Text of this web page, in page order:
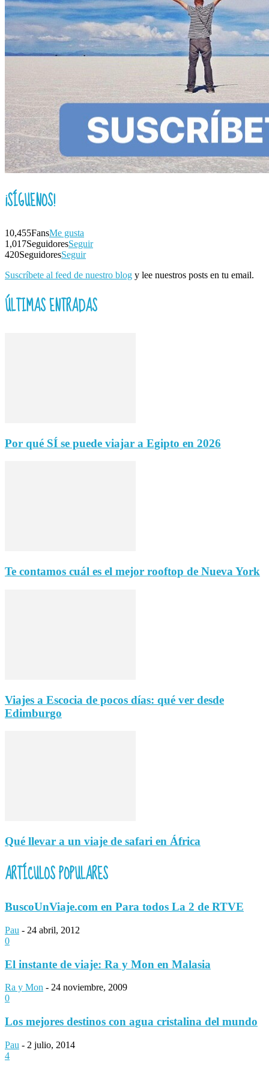
¡SÍGUENOS!
10,455FansMe gusta
1,017SeguidoresSeguir
420SeguidoresSeguir
Suscríbete al feed de nuestro blog y lee nuestros posts en tu email.
ÚLTIMAS ENTRADAS
Por qué SÍ se puede viajar a Egipto en 2026
Te contamos cuál es el mejor rooftop de Nueva York
Viajes a Escocia de pocos días: qué ver desde
Edimburgo
Qué llevar a un viaje de safari en África
ARTÍCULOS POPULARES
BuscoUnViaje.com en Para todos La 2 de RTVE
Pau - 24 abril, 2012
0
El instante de viaje: Ra y Mon en Malasia
Ra y Mon - 24 noviembre, 2009
0
Los mejores destinos con agua cristalina del mundo
Pau - 2 julio, 2014
4